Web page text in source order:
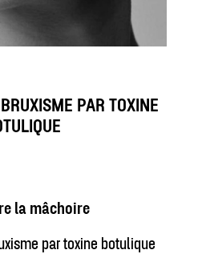
PAR TOXINE
la mâchoire
par toxine botulique